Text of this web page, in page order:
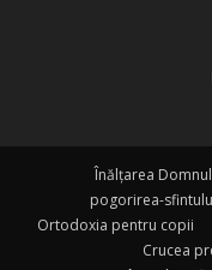
Înălțarea
pogorirea-
Ortodoxia pentru copii
Crucea